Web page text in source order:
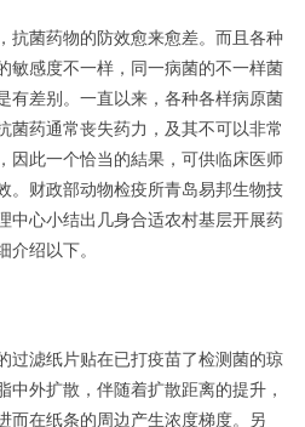
抗菌药物的防效愈来愈差。而且各种
敏感度不一样，同一病菌的不一样菌
有差别。一直以来，各种各样病原菌
菌药通常丧失药力，及其不可以非常
因此一个恰当的結果，可供临床医师
。财政部动物检疫所青岛易邦生物技
中心小结出几身合适农村基层开展药
介绍以下。
过滤纸片贴在已打疫苗了检测菌的琼
中外扩散，伴随着扩散距离的提升，
而在纸条的周边产生浓度梯度。另